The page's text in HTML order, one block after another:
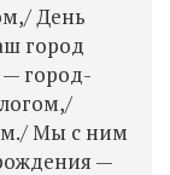
День
город
город-
Мы с ним
—